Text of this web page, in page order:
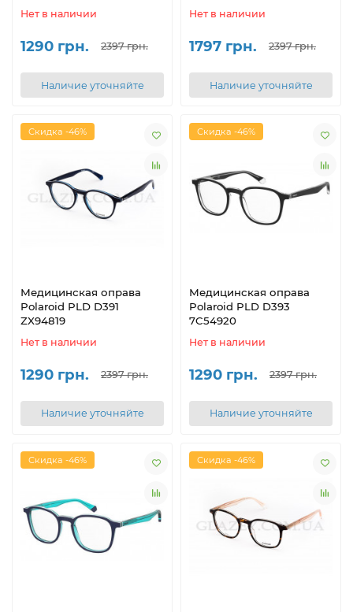
Нет в наличии
1290 грн. 2397 грн.
Наличие уточняйте
Нет в наличии
1797 грн. 2397 грн.
Наличие уточняйте
Скидка -46%
Медицинская оправа
Polaroid PLD D391
ZX94819
Нет в наличии
1290 грн. 2397 грн.
Наличие уточняйте
Скидка -46%
Медицинская оправа
Polaroid PLD D393
7C54920
Нет в наличии
1290 грн. 2397 грн.
Наличие уточняйте
Скидка -46% Скидка -46%